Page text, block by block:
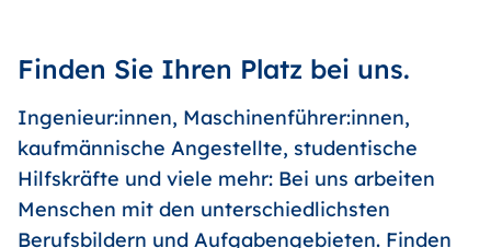
Finden Sie Ihren Platz bei uns.
Ingenieur:innen, Maschinenführer:innen,
kaufmännische Angestellte, studentische
Hilfskräfte und viele mehr: Bei uns arbeiten
Menschen mit den unterschiedlichsten
Berufsbildern und Aufgabengebieten. Finden